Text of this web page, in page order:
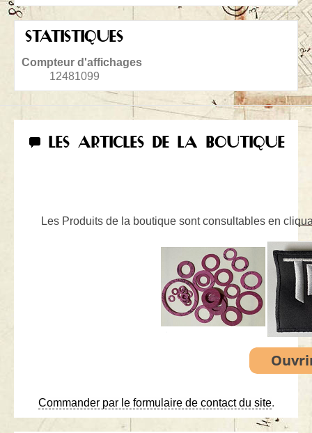
STATISTIQUES
Compteur d'affichages
12481099
LES ARTICLES DE LA BOUTIQUE
Les Produits de la boutique sont consultables en
Commander par le formulaire de contact du site.